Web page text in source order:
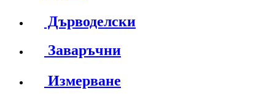
Дърводелски
Заваръчни
Измерване